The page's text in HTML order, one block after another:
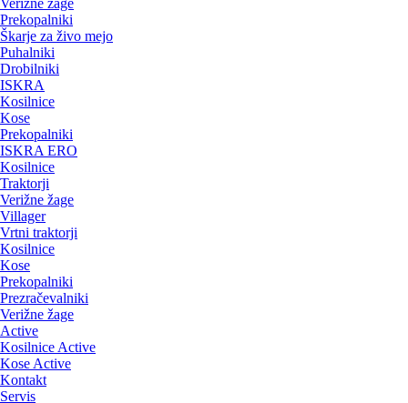
Verižne žage
Prekopalniki
Škarje za živo mejo
Puhalniki
Drobilniki
ISKRA
Kosilnice
Kose
Prekopalniki
ISKRA ERO
Kosilnice
Traktorji
Verižne žage
Villager
Vrtni traktorji
Kosilnice
Kose
Prekopalniki
Prezračevalniki
Verižne žage
Active
Kosilnice Active
Kose Active
Kontakt
Servis